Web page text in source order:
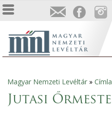
Jelenlegi
hely
Magyar Nemzeti Levéltár »
Jutasi